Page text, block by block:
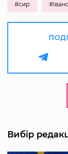
#сир
Вибір